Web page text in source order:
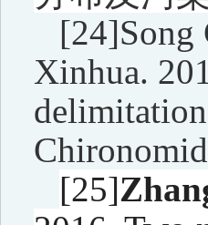
[24]Song
Xinhua.
[25]